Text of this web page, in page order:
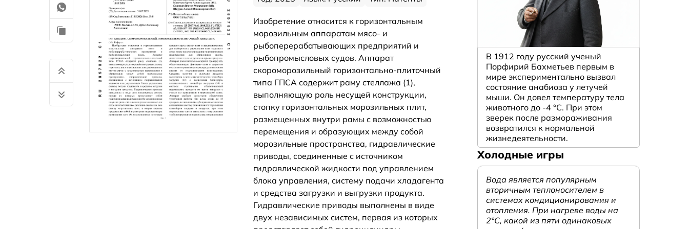
Изобретение относится к горизонтальным
морозильным аппаратам мясо- и
рыбоперерабатывающих предприятий и
рыбопромысловых судов. Аппарат
скороморозильный горизонтально-плиточный
типа ГПСА содержит раму стеллажа (1),
выполняющую роль несущей конструкции,
стопку горизонтальных морозильных плит,
размещенных внутри рамы с возможностью
перемещения и образующих между собой
морозильные пространства, гидравлические
приводы, соединенные с источником
гидравлической жидкости под управлением
блока управления, систему подачи хладагента
и средства загрузки и выгрузки продукта.
Гидравлические приводы выполнены в виде
двух независимых систем, первая из которых
В 1912 году русский ученый
Порфирий Бахметьев первым в
мире экспериментально вызвал
состояние анабиоза у летучей
мыши. Он довел температуру тела
животного до -4 °C. При этом
зверек после размораживания
возвратился к нормальной
жизнедеятельности.
Холодные игры
Вода является популярным
вторичным теплоносителем в
системах кондиционирования и
отопления. При нагреве воды на
2°С, какой из пяти одинаковых